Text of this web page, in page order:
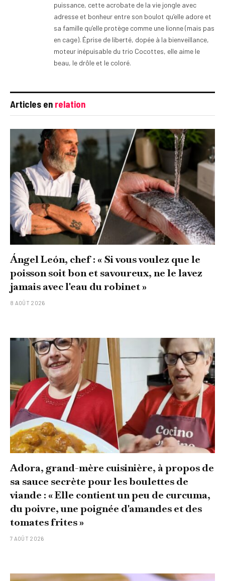
puissance, cette acrobate de la vie jongle avec
adresse et bonheur entre son boulot qu’elle adore et
sa famille qu’elle protège comme une lionne (mais pas
en cage). Éprise de liberté, dopée à la bienveillance,
moteur inépuisable du trio Cocottes, elle aime le
beau, le drôle et le coloré.
Articles en relation
Ángel León, chef : « Si vous voulez que le
poisson soit bon et savoureux, ne le lavez
jamais avec l'eau du robinet »
8 AOÛT 2026
Adora, grand-mère cuisinière, à propos de
sa sauce secrète pour les boulettes de
viande : « Elle contient un peu de curcuma,
du poivre, une poignée d'amandes et des
tomates frites »
7 AOÛT 2026